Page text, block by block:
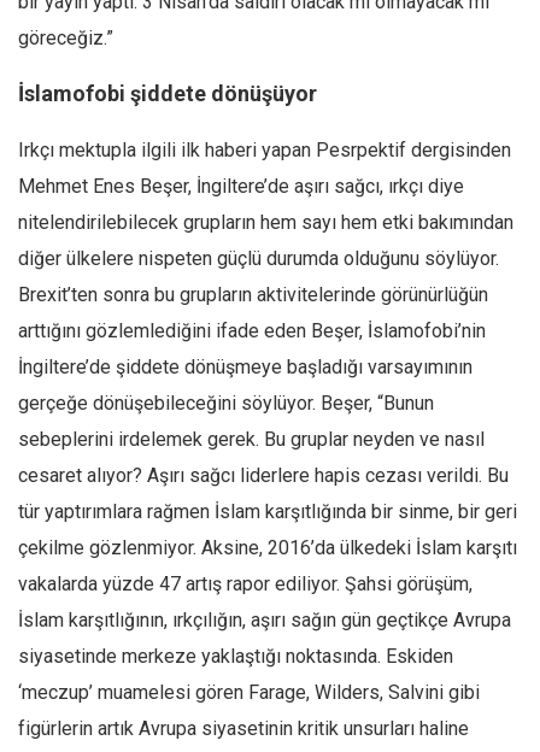
göreceğiz.”
İslamofobi şiddete dönüşüyor
Irkçı mektupla ilgili ilk haberi yapan Pesrpektif dergisinden
Mehmet Enes Beşer, İngiltere’de aşırı sağcı, ırkçı diye
nitelendirilebilecek grupların hem sayı hem etki bakımından
diğer ülkelere nispeten güçlü durumda olduğunu söylüyor.
Brexit’ten sonra bu grupların aktivitelerinde görünürlüğün
arttığını gözlemlediğini ifade eden Beşer, İslamofobi’nin
İngiltere’de şiddete dönüşmeye başladığı varsayımının
gerçeğe dönüşebileceğini söylüyor. Beşer, “Bunun
sebeplerini irdelemek gerek. Bu gruplar neyden ve nasıl
cesaret alıyor? Aşırı sağcı liderlere hapis cezası verildi. Bu
tür yaptırımlara rağmen İslam karşıtlığında bir sinme, bir geri
çekilme gözlenmiyor. Aksine, 2016’da ülkedeki İslam karşıtı
vakalarda yüzde 47 artış rapor ediliyor. Şahsi görüşüm,
İslam karşıtlığının, ırkçılığın, aşırı sağın gün geçtikçe Avrupa
siyasetinde merkeze yaklaştığı noktasında. Eskiden
‘meczup’ muamelesi gören Farage, Wilders, Salvini gibi
figürlerin artık Avrupa siyasetinin kritik unsurları haline